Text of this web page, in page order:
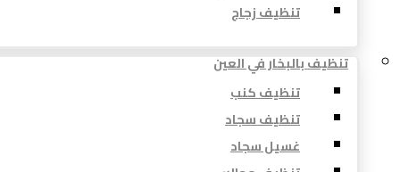
تنظيف زجاج
تنظيف بالبخار في العين
تنظيف كنب
تنظيف سجاد
غسيل سجاد